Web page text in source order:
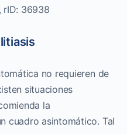
rID: 36938
no requieren de
situaciones
la
cuadro asintomático. Tal